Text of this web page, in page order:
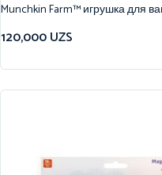
Munchkin Farm™ игрушка для
120,000UZS